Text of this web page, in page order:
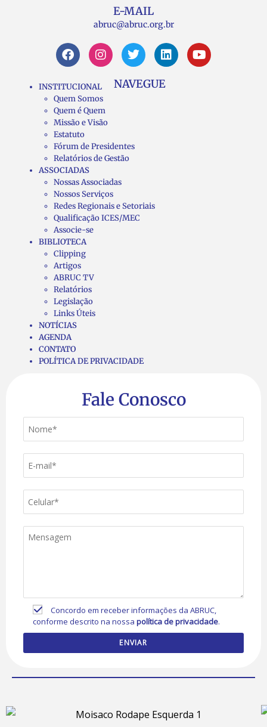
E-MAIL
abruc@abruc.org.br
NAVEGUE
INSTITUCIONAL
Quem Somos
Quem é Quem
Missão e Visão
Estatuto
Fórum de Presidentes
Relatórios de Gestão
ASSOCIADAS
Nossas Associadas
Nossos Serviços
Redes Regionais e Setoriais
Qualificação ICES/MEC
Associe-se
BIBLIOTECA
Clipping
Artigos
ABRUC TV
Relatórios
Legislação
Links Úteis
NOTÍCIAS
AGENDA
CONTATO
POLÍTICA DE PRIVACIDADE
Fale Conosco
Concordo em receber informações da ABRUC,
conforme descrito na nossapolítica de privacidade.